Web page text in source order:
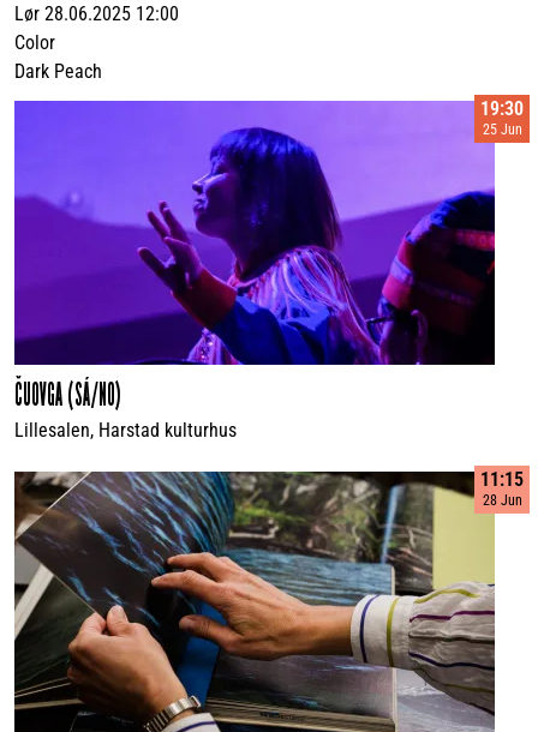
Lør 28.06.2025 12:00
Color
Dark Peach
19:30
25 Jun
ČUOVGA (SÁ/NO)
Lillesalen, Harstad kulturhus
11:15
28 Jun